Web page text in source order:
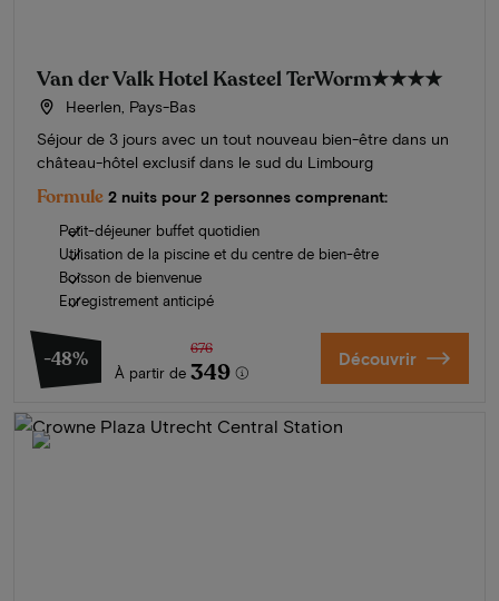
Van der Valk Hotel Kasteel TerWorm★★★★
Heerlen, Pays-Bas
Séjour de 3 jours avec un tout nouveau bien-être dans un
château-hôtel exclusif dans le sud du Limbourg
Formule 2 nuits pour 2 personnes comprenant:
Petit-déjeuner buffet quotidien
Utilisation de la piscine et du centre de bien-être
Boisson de bienvenue
Enregistrement anticipé
-48%
À partir de
676
349 Découvrir